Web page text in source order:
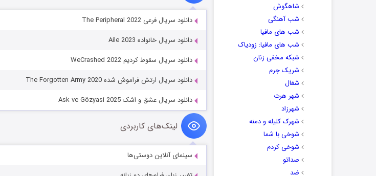
شاهگوش
شب آهنگی
شب های مافیا
شب های مافیا: زودیاک
شبکه مخفی زنان
شریک جرم
شغال
شهر هرت
شهرزاد
شهرک کلیله و دمنه
شوخی با شما
شوخی کردم
صداتو
ضد
دانلود سریال فرعی The Peripheral 2022
دانلود سریال خانواده Aile 2023
دانلود سریال سقوط کردیم WeCrashed 2022
دانلود سریال ارتش فراموش شده The Forgotten Army 2020
دانلود سریال عشق و اشک Ask ve Gözyasi 2025
لینک‌های کاربردی
سینمای آنلاین دوستی‌ها